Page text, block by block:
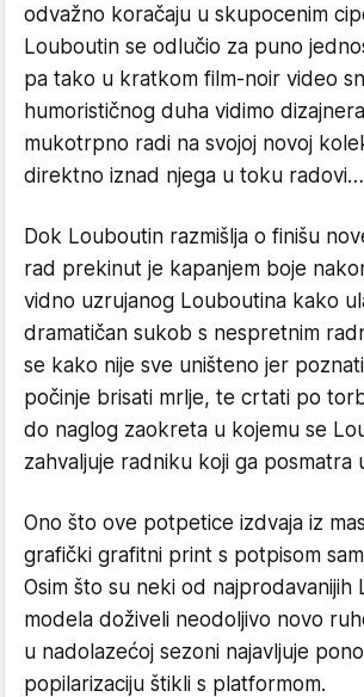
odvažno koračaju u skupocenim
Louboutin se odlučio za puno
pa tako u kratkom film-noir video
humorističnog duha vidimo
mukotrpno radi na svojoj novoj
direktno iznad njega u toku radovi…
Dok Louboutin razmišlja o finišu
rad prekinut je kapanjem boje
vidno uzrujanog Louboutina kako
dramatičan sukob s nespretnim
se kako nije sve uništeno jer
počinje brisati mrlje, te crtati po
do naglog zaokreta u kojemu se
zahvaljuje radniku koji ga posmatra
Ono što ove potpetice izdvaja iz
grafički grafitni print s potpisom
Osim što su neki od najprodavanijih
modela doživeli neodoljivo novo
u nadolazećoj sezoni najavljuje
popilarizaciju štikli s platformom.